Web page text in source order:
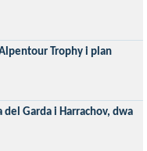
z metą na 2275 m we
przewyższenia na
Trophy i plan
wejście w najbardziej
sezonu: Puchar Świata w
del Garda i Harrachov, dwa
szybkich wyścigów przejść do